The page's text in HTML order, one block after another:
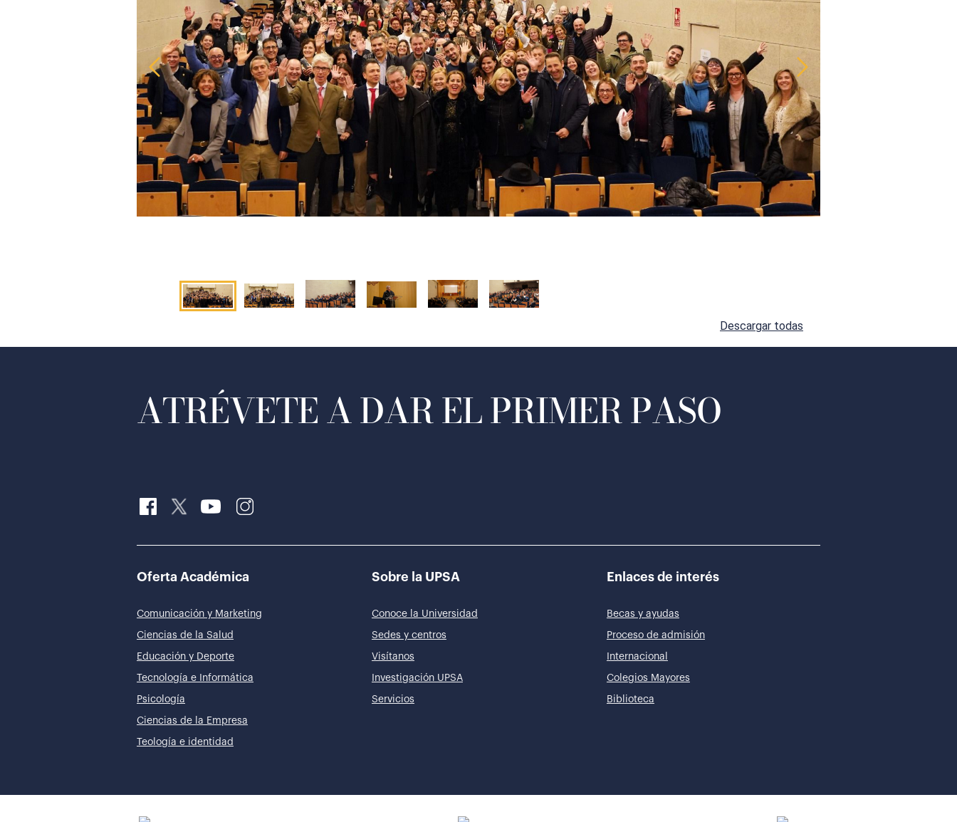
Descargar todas
ATRÉVETE A DAR EL PRIMER PASO
Oferta Académica
Comunicación y Marketing
Ciencias de la Salud
Educación y Deporte
Tecnología e Informática
Psicología
Ciencias de la Empresa
Teología e identidad
Sobre la UPSA
Conoce la Universidad
Sedes y centros
Visítanos
Investigación UPSA
Servicios
Enlaces de interés
Becas y ayudas
Proceso de admisión
Internacional
Colegios Mayores
Biblioteca